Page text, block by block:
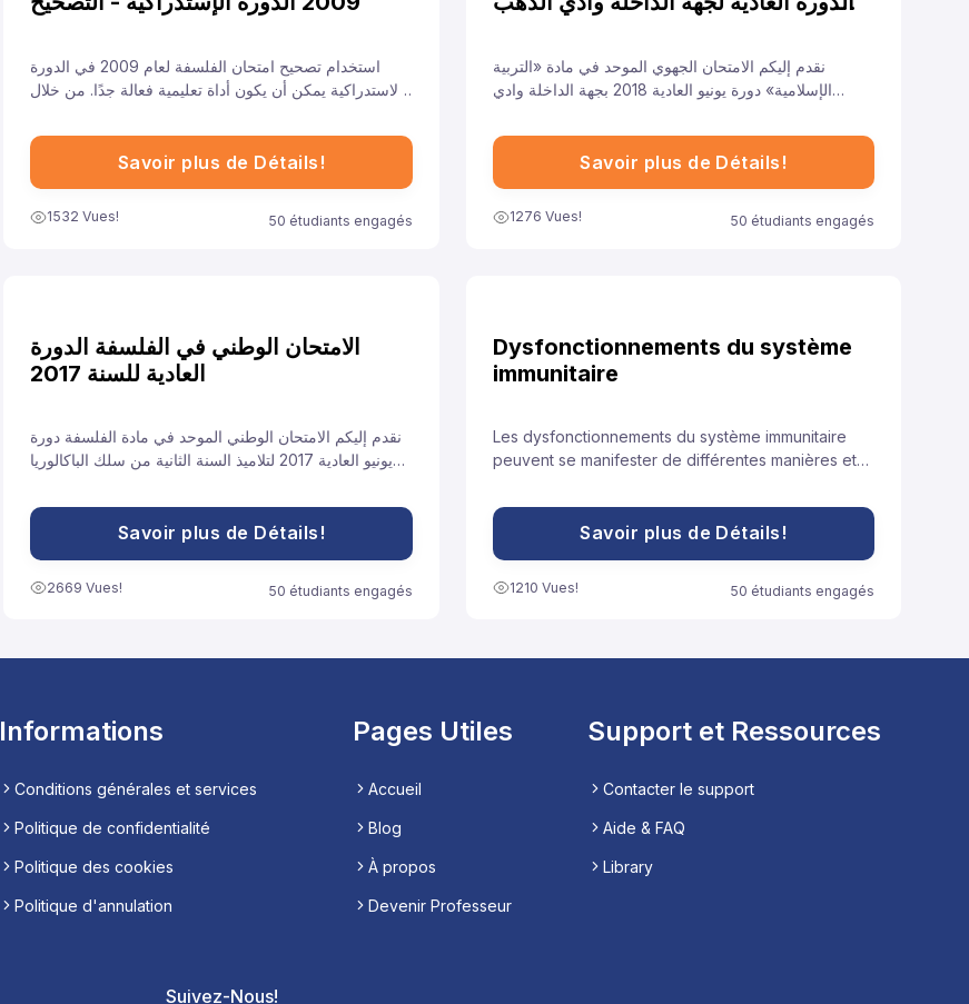
استخدام تصحيح امتحان الفلسفة لعام 2009 في الدورة
الاستدراكية يمكن أن يكون أداة تعليمية فعالة جدًا. من خلال
النموذجية، يمكن للطلاب تحسين أدائهم والاستعداد بشكل
أفضل للامتحانات القادمة.
Savoir plus de Détails!
1532 Vues! 50 étudiants engagés
نقدم إليكم الامتحان الجهوي الموحد في مادة «التربية
الإسلامية» دورة يونيو العادية 2018 بجهة الداخلة وادي
الأدبية العلمية والتقنية، ونهدف من خلال توفيرنا لهذا النموذج
إلى مساعدة تلاميذ على الاستعداد الجيد لخوض غمار
Savoir plus de Détails!
1276 Vues! 50 étudiants engagés
الامتحان الوطني في الفلسفة الدورة
العادية للسنة 2017
نقدم إليكم الامتحان الوطني الموحد في مادة الفلسفة دورة
يونيو العادية 2017 لتلاميذ السنة الثانية من سلك الباكالوريا
مساعدة تلاميذ السنة الثانية باكالوريا آداب على الاستعداد
الجيد لخوض غمار الامتحانات الوطنية الموحدة.
Savoir plus de Détails!
2669 Vues! 50 étudiants engagés
Dysfonctionnements du système
immunitaire
Les dysfonctionnements du système immunitaire
peuvent se manifester de différentes manières et
Savoir plus de Détails!
1210 Vues! 50 étudiants engagés
Informations
Conditions générales et services
Politique de confidentialité
Politique des cookies
Politique d'annulation
Pages Utiles
Accueil
Blog
À propos
Devenir Professeur
Support et Ressources
Contacter le support
Aide & FAQ
Library
Suivez-Nous!